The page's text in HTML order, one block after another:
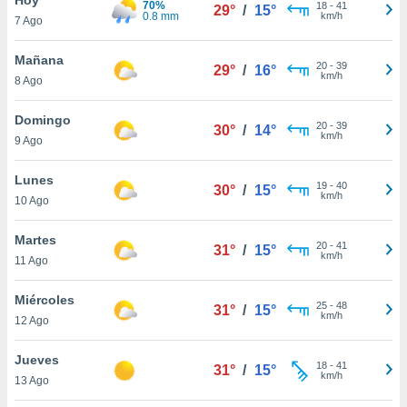
y
en
más
de
7 Ago
70%
0.8 mm
29° / 15° 18- 41
km/h
Mañana
8 Ago
29° / 16° 20- 39
km/h
Domingo
9 Ago
30° / 14° 20- 39
km/h
Lunes
10 Ago
30° / 15° 19- 40
km/h
Martes
11 Ago
31° / 15° 20- 41
km/h
Miércoles
12 Ago
31° / 15° 25- 48
km/h
Jueves
13 Ago
31° / 15° 18- 41
km/h